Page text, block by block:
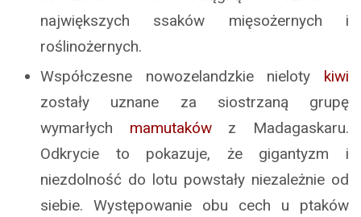
największych ssaków mięsożernych i
roślinożernych.
Współczesne nowozelandzkie nieloty kiwi
zostały uznane za siostrzaną grupę
wymarłych mamutakówz Madagaskaru.
Odkrycie to pokazuje, że gigantyzm i
niezdolność do lotu powstały niezależnie od
siebie. Występowanie obu cech u ptaków